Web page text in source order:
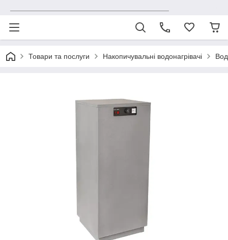
Товари та послуги Накопичувальні водонагрівачі